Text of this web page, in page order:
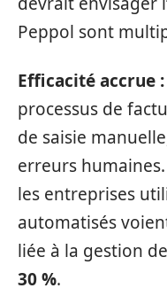
Peppol sont
Efficacité accrue :
processus de
de saisie
erreurs
les entreprises
automatisés
liée à la gestion
30 %.